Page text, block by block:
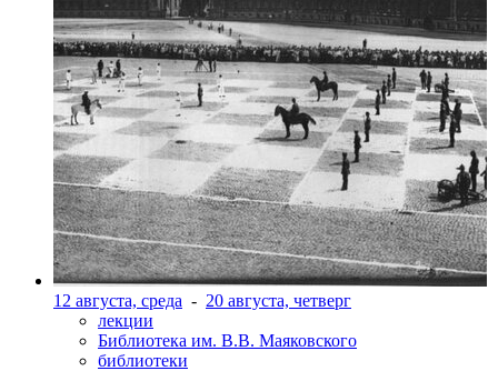
12 августа, среда - 20 августа, четверг
лекции
Библиотека им. В.В. Маяковского
библиотеки